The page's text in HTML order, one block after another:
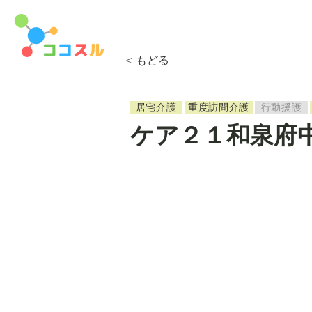
< もどる
居宅介護 重度訪問介護 行動援護
ケア２１和泉府